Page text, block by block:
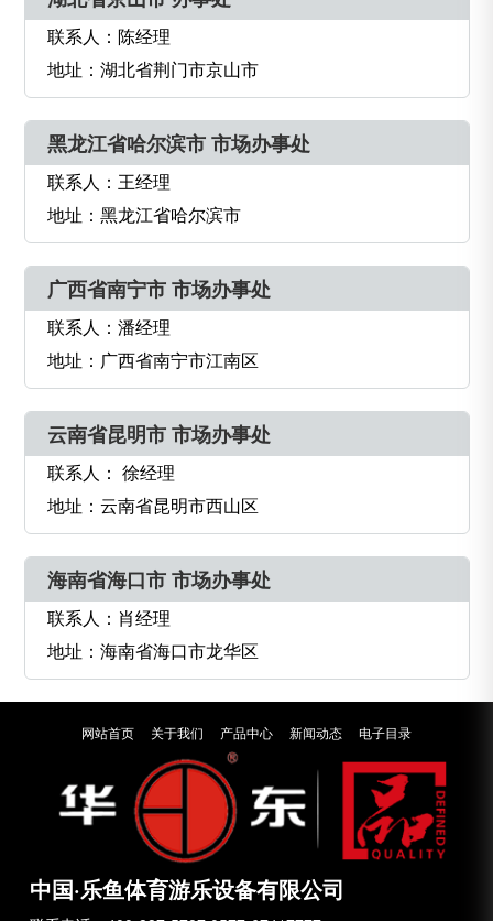
联系人：陈经理
地址：湖北省荆门市京山市
黑龙江省哈尔滨市 市场办事处
联系人：王经理
地址：黑龙江省哈尔滨市
广西省南宁市 市场办事处
联系人：潘经理
地址：广西省南宁市江南区
云南省昆明市 市场办事处
联系人： 徐经理
地址：云南省昆明市西山区
海南省海口市 市场办事处
联系人：肖经理
地址：海南省海口市龙华区
网站首页 关于我们 产品中心 新闻动态 电子目录
中国·乐鱼体育游乐设备有限公司